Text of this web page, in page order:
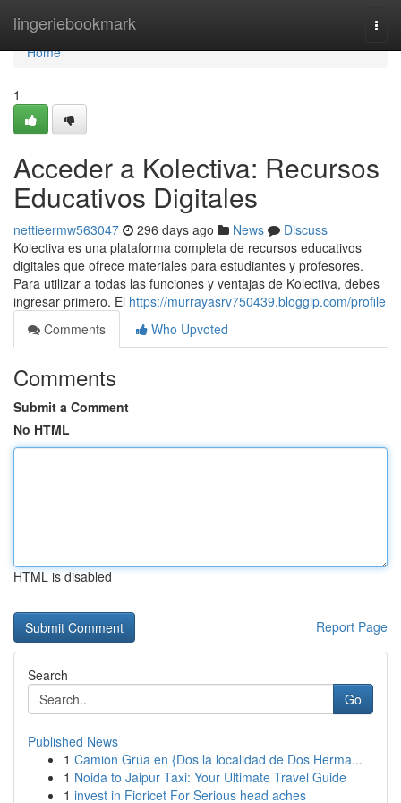
lingeriebookmark
Home
Home
1
Acceder a Kolectiva: Recursos
Educativos Digitales
nettieermw563047 296 days ago News
Discuss
Kolectiva es una plataforma completa de recursos educativos
digitales que ofrece materiales para estudiantes y profesores.
Para utilizar a todas las funciones y ventajas de Kolectiva, debes
ingresar primero. El https://murrayasrv750439.bloggip.com/profile
Comments
Who Upvoted
Comments
Submit a Comment
No HTML
HTML is disabled
Report Page
Search
Go
Published News
1 Camion Grúa en {Dos la localidad de Dos Herma...
1 Noida to Jaipur Taxi: Your Ultimate Travel Guide
1 invest in Fioricet For Serious head aches